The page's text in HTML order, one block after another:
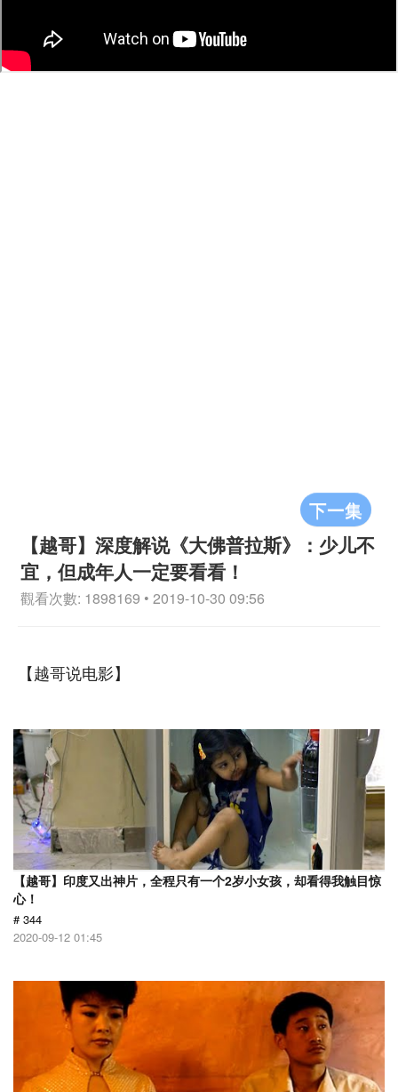
下一集
【越哥】深度解说《大佛普拉斯》：少儿不
宜，但成年人一定要看看！
觀看次數: 1898169 • 2019-10-30 09:56
【越哥说电影】
【越哥】印度又出神片，全程只有一个2岁小女孩，却看得我触目惊
心！
# 344
2020-09-12 01:45